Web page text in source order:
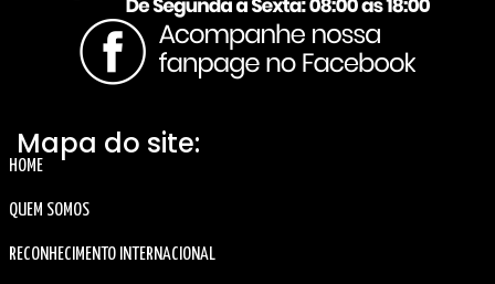
Mapa do site:
HOME
QUEM SOMOS
RECONHECIMENTO INTERNACIONAL